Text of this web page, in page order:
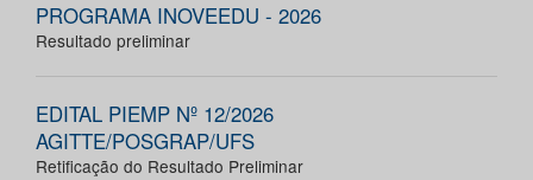
PROGRAMA INOVEEDU - 2026
Resultado preliminar
EDITAL PIEMP Nº 12/2026
AGITTE/POSGRAP/UFS
Retificação do Resultado Preliminar